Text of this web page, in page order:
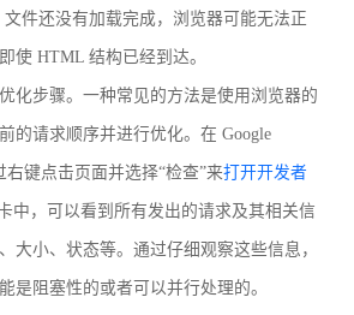
文件还没有加载完成，浏览器可能无法正
使 HTML 结构已经到达。
化步骤。一种常见的方法是使用浏览器的
的请求顺序并进行优化。在 Google
右键点击页面并选择“检查”来打开开发者
中，可以看到所有发出的请求及其相关信
大小、状态等。通过仔细观察这些信息，
是阻塞性的或者可以并行处理的。